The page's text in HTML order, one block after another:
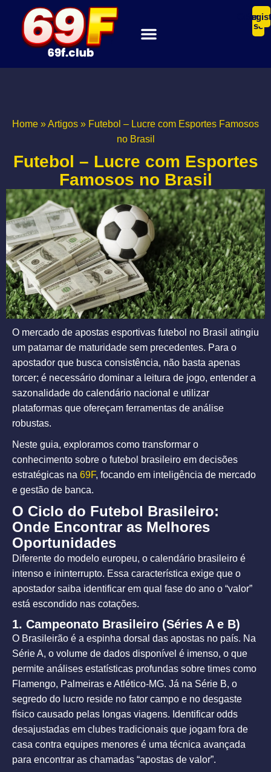
se
Home »Artigos » Futebol – Lucre com Esportes Famosos
no Brasil
Futebol – Lucre com Esportes
Famosos no Brasil
O mercado de apostas esportivas futebol no Brasil atingiu
um patamar de maturidade sem precedentes. Para o
apostador que busca consistência, não basta apenas
torcer; é necessário dominar a leitura de jogo, entender a
sazonalidade do calendário nacional e utilizar
plataformas que ofereçam ferramentas de análise
robustas.
Neste guia, exploramos como transformar o
conhecimento sobre o futebol brasileiro em decisões
estratégicas na 69F, focando em inteligência de mercado
e gestão de banca.
O Ciclo do Futebol Brasileiro:
Onde Encontrar as Melhores
Oportunidades
Diferente do modelo europeu, o calendário brasileiro é
intenso e ininterrupto. Essa característica exige que o
apostador saiba identificar em qual fase do ano o “valor”
está escondido nas cotações.
1. Campeonato Brasileiro (Séries A e B)
O Brasileirão é a espinha dorsal das apostas no país. Na
Série A, o volume de dados disponível é imenso, o que
permite análises estatísticas profundas sobre times como
Flamengo, Palmeiras e Atlético-MG. Já na Série B, o
segredo do lucro reside no fator campo e no desgaste
físico causado pelas longas viagens. Identificar odds
desajustadas em clubes tradicionais que jogam fora de
casa contra equipes menores é uma técnica avançada
para encontrar as chamadas “apostas de valor”.